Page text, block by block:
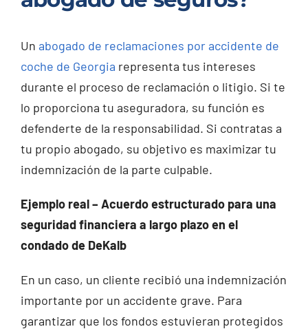
Un abogado de reclamaciones por accidente de
coche de Georgia representa tus intereses
durante el proceso de reclamación o litigio. Si te
lo proporciona tu aseguradora, su función es
defenderte de la responsabilidad. Si contratas a
tu propio abogado, su objetivo es maximizar tu
indemnización de la parte culpable.
Ejemplo real – Acuerdo estructurado para una
seguridad financiera a largo plazo en el
condado de DeKalb
En un caso, un cliente recibió una indemnización
importante por un accidente grave. Para
garantizar que los fondos estuvieran protegidos